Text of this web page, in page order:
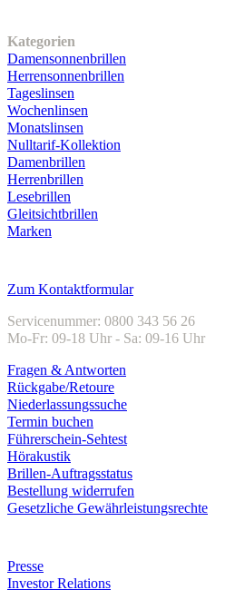
Kategorien
Damensonnenbrillen
Herrensonnenbrillen
Tageslinsen
Wochenlinsen
Monatslinsen
Nulltarif-Kollektion
Damenbrillen
Herrenbrillen
Lesebrillen
Gleitsichtbrillen
Marken
Zum Kontaktformular
Servicenummer: 0800 343 56 26
Mo-Fr: 09-18 Uhr - Sa: 09-16 Uhr
Fragen & Antworten
Rückgabe/Retoure
Niederlassungssuche
Termin buchen
Führerschein-Sehtest
Hörakustik
Brillen-Auftragsstatus
Bestellung widerrufen
Gesetzliche Gewährleistungsrechte
Presse
Investor Relations